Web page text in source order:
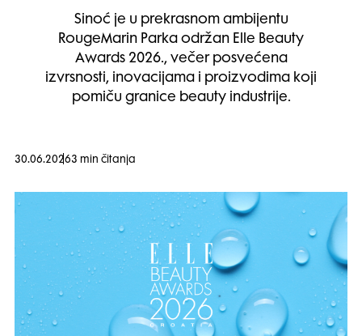
Sinoć je u prekrasnom ambijentu
RougeMarin Parka održan Elle Beauty
Awards 2026., večer posvećena
izvrsnosti, inovacijama i proizvodima koji
pomiču granice beauty industrije.
30.06.20263 min čitanja